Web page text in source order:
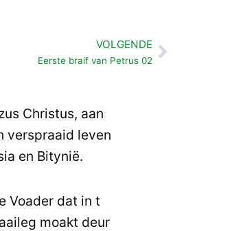
VOLGENDE
Eerste braif van Petrus 02Volgende
Christus, aan
verspraaid leven
en Bitynië.
Voader dat in t
moakt deur